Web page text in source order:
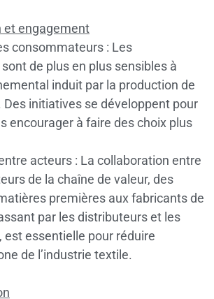
et engagement
consommateurs : Les
de plus en plus sensibles à
induit par la production de
Des initiatives se développent pour
encourager à faire des choix plus
acteurs : La collaboration entre
de la chaîne de valeur, des
premières aux fabricants de
par les distributeurs et les
essentielle pour réduire
de l’industrie textile.